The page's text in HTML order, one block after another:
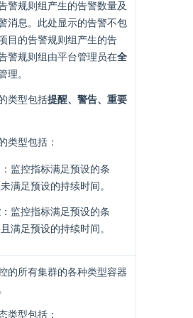
警规则组产生的告警数量及
消息。此处显示的告警不包
目的告警规则组产生的告
警规则组由平台管理员在全
理。
类型包括提醒、警告、重要
类型包括：
：监控指标满足预设的条
满足预设的持续时间。
：监控指标满足预设的条
满足预设的持续时间。
的所有集群的各种类型容器
类型包括：